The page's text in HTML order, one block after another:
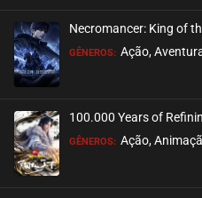
EPISÓDIO 22
outubro 14, 2020
EPISÓDIO 21
setembro 17, 2020
Necromancer: King of
GÊNEROS: Ação,
100.000 Years of
GÊNEROS: Ação,